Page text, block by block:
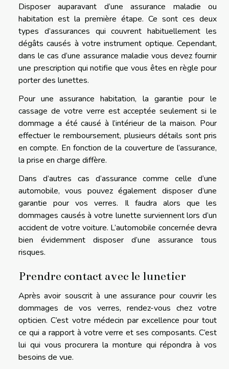
Disposer auparavant d’une assurance maladie ou
habitation est la première étape. Ce sont ces deux
types d’assurances qui couvrent habituellement les
dégâts causés à votre instrument optique. Cependant,
dans le cas d’une assurance maladie vous devez fournir
une prescription qui notifie que vous êtes en règle pour
porter des lunettes.
Pour une assurance habitation, la garantie pour le
cassage de votre verre est acceptée seulement si le
dommage a été causé à l’intérieur de la maison. Pour
effectuer le remboursement, plusieurs détails sont pris
en compte. En fonction de la couverture de l’assurance,
la prise en charge diffère.
Dans d’autres cas d’assurance comme celle d’une
automobile, vous pouvez également disposer d’une
garantie pour vos verres. Il faudra alors que les
dommages causés à votre lunette surviennent lors d’un
accident de votre voiture. L’automobile concernée devra
bien évidemment disposer d’une assurance tous
risques.
Prendre contact avec le lunetier
Après avoir souscrit à une assurance pour couvrir les
dommages de vos verres, rendez-vous chez votre
opticien. C’est votre médecin par excellence pour tout
ce qui a rapport à votre verre et ses composants. C’est
lui qui vous procurera la monture qui répondra à vos
besoins de vue.